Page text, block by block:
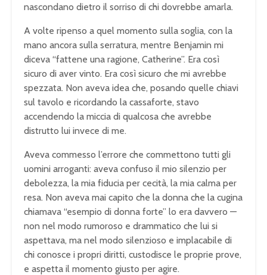
nascondano dietro il sorriso di chi dovrebbe amarla.
A volte ripenso a quel momento sulla soglia, con la
mano ancora sulla serratura, mentre Benjamin mi
diceva “fattene una ragione, Catherine”. Era così
sicuro di aver vinto. Era così sicuro che mi avrebbe
spezzata. Non aveva idea che, posando quelle chiavi
sul tavolo e ricordando la cassaforte, stavo
accendendo la miccia di qualcosa che avrebbe
distrutto lui invece di me.
Aveva commesso l’errore che commettono tutti gli
uomini arroganti: aveva confuso il mio silenzio per
debolezza, la mia fiducia per cecità, la mia calma per
resa. Non aveva mai capito che la donna che la cugina
chiamava “esempio di donna forte” lo era davvero —
non nel modo rumoroso e drammatico che lui si
aspettava, ma nel modo silenzioso e implacabile di
chi conosce i propri diritti, custodisce le proprie prove,
e aspetta il momento giusto per agire.